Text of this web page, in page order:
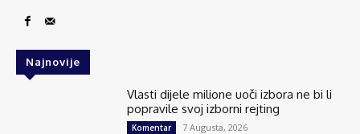
Najnovije
Vlasti dijele milione uoči izbora ne bi li
popravile svoj izborni rejting
Komentar 7 Augusta, 2026